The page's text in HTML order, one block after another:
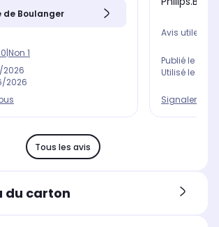
de Boulanger
0|Non 1
2026
2026
Avis utile ?
Publié le
Utilisé le
Signaler un
Tous les avis
du carton